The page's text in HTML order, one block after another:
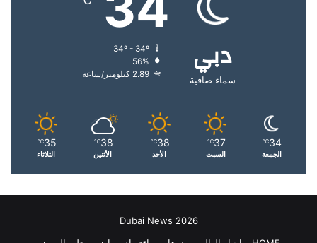
دبي
سماء صافية
56%
2.89 كيلومتر/ساعة
34
℃
الجمعة
37
℃
السبت
38
℃
الأحد
38
℃
الأثنين
35
℃
الثلاثاء
Dubai News 2026